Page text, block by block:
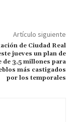
Artículo siguiente
de Ciudad Real
jueves un plan de
de 3,5 millones para
más castigados
por los temporales